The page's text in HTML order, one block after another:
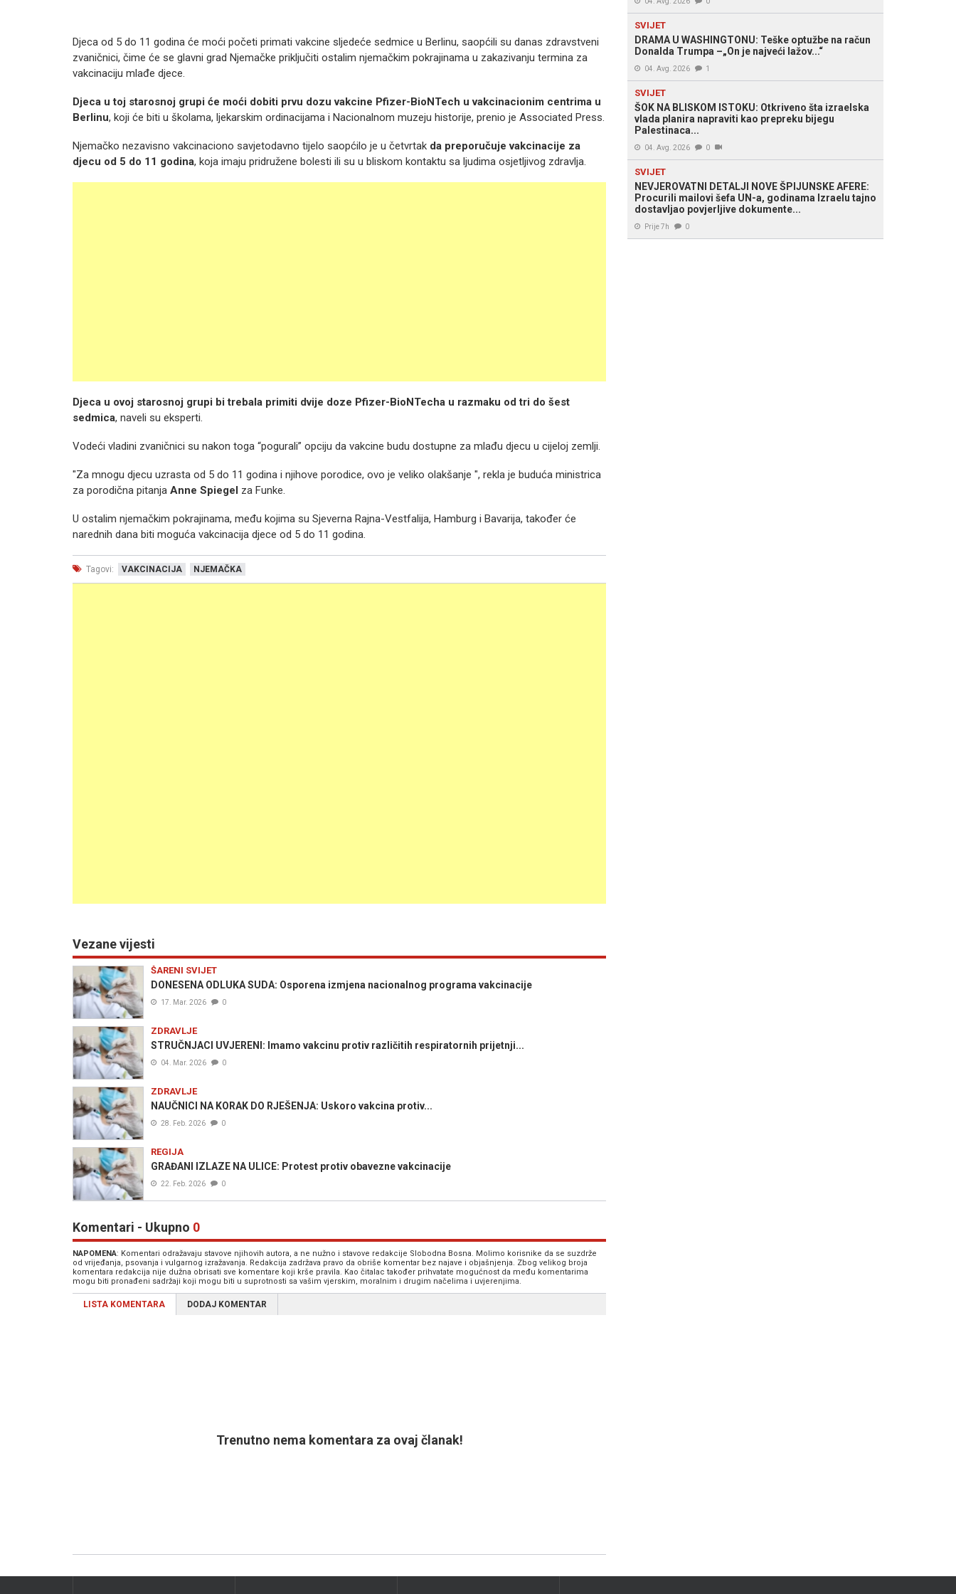
Djeca od 5 do 11 godina će moći početi primati vakcine sljedeće sedmice u Berlinu, saopćili su danas zdravstveni
zvaničnici, čime će se glavni grad Njemačke priključiti ostalim njemačkim pokrajinama u zakazivanju termina za
vakcinaciju mlađe djece.
Djeca u toj starosnoj grupi će moći dobiti prvu dozu vakcine Pfizer-BioNTech u vakcinacionim centrima u
Berlinu, koji će biti u školama, ljekarskim ordinacijama i Nacionalnom muzeju historije, prenio je Associated Press.
Njemačko nezavisno vakcinaciono savjetodavno tijelo saopćilo je u četvrtak da preporučuje vakcinacije za
djecu od 5 do 11 godina, koja imaju pridružene bolesti ili su u bliskom kontaktu sa ljudima osjetljivog zdravlja.
Djeca u ovoj starosnoj grupi bi trebala primiti dvije doze Pfizer-BioNTecha u razmaku od tri do šest
sedmica, naveli su eksperti.
Vodeći vladini zvaničnici su nakon toga “pogurali” opciju da vakcine budu dostupne za mlađu djecu u cijeloj zemlji.
"Za mnogu djecu uzrasta od 5 do 11 godina i njihove porodice, ovo je veliko olakšanje ", rekla je buduća ministrica
za porodična pitanja Anne Spiegel za Funke.
U ostalim njemačkim pokrajinama, među kojima su Sjeverna Rajna-Vestfalija, Hamburg i Bavarija, također će
narednih dana biti moguća vakcinacija djece od 5 do 11 godina.
Tagovi: VAKCINACIJA NJEMAČKA
Vezane vijesti
ŠARENI SVIJET
DONESENA ODLUKA SUDA: Osporena izmjena nacionalnog programa vakcinacije
17. Mar. 2026 0
ZDRAVLJE
STRUČNJACI UVJERENI: Imamo vakcinu protiv različitih respiratornih prijetnji...
04. Mar. 2026 0
ZDRAVLJE
NAUČNICI NA KORAK DO RJEŠENJA: Uskoro vakcina protiv...
28. Feb. 2026 0
REGIJA
GRAĐANI IZLAZE NA ULICE: Protest protiv obavezne vakcinacije
22. Feb. 2026 0
Komentari - Ukupno 0
NAPOMENA: Komentari odražavaju stavove njihovih autora, a ne nužno i stavove redakcije Slobodna Bosna. Molimo korisnike da se suzdrže
od vrijeđanja, psovanja i vulgarnog izražavanja. Redakcija zadržava pravo da obriše komentar bez najave i objašnjenja. Zbog velikog broja
komentara redakcija nije dužna obrisati sve komentare koji krše pravila. Kao čitalac također prihvatate mogućnost da među komentarima
mogu biti pronađeni sadržaji koji mogu biti u suprotnosti sa vašim vjerskim, moralnim i drugim načelima i uvjerenjima.
LISTA KOMENTARA DODAJ KOMENTAR
Trenutno nema komentara za ovaj članak!
SVIJET
DRAMA U WASHINGTONU: Teške optužbe na račun
Donalda Trumpa –„On je najveći lažov...“
04. Avg. 2026 1
SVIJET
ŠOK NA BLISKOM ISTOKU: Otkriveno šta izraelska
vlada planira napraviti kao prepreku bijegu
Palestinaca...
04. Avg. 2026 0
SVIJET
NEVJEROVATNI DETALJI NOVE ŠPIJUNSKE AFERE:
Procurili mailovi šefa UN-a, godinama Izraelu tajno
dostavljao povjerljive dokumente...
Prije 7h 0